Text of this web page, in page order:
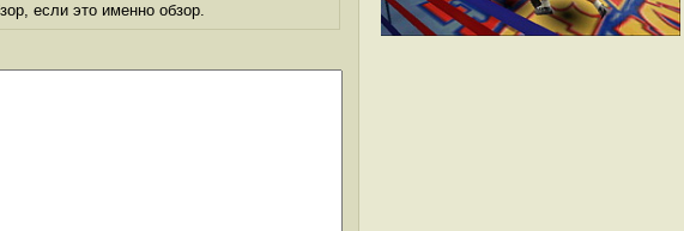
если это именно обзор.